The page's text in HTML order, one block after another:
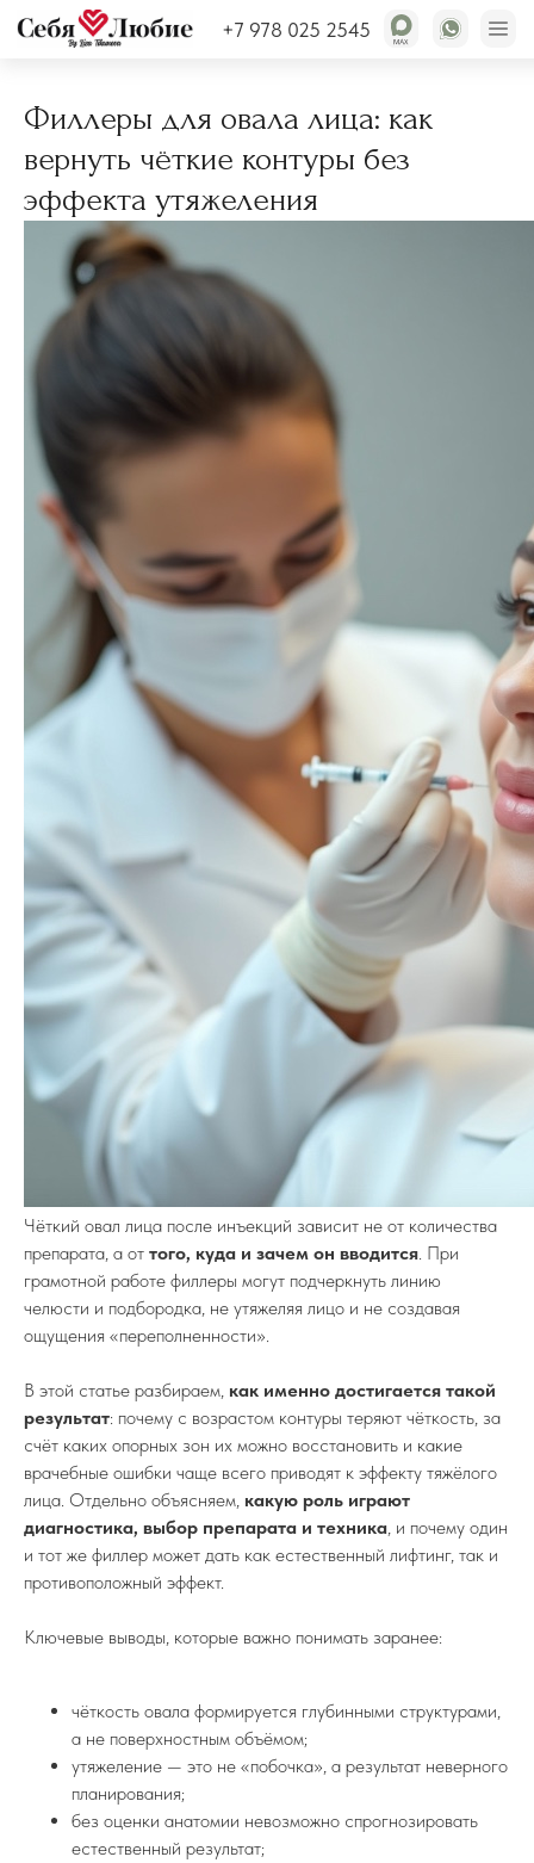
+7 978 025 2545
Филлеры для овала лица: как
вернуть чёткие контуры без
эффекта утяжеления
Чёткий овал лица после инъекций зависит не от количества
препарата, а от того, куда и зачем он вводится. При
грамотной работе филлеры могут подчеркнуть линию
челюсти и подбородка, не утяжеляя лицо и не создавая
ощущения «переполненности».
В этой статье разбираем, как именно достигается такой
результат: почему с возрастом контуры теряют чёткость, за
счёт каких опорных зон их можно восстановить и какие
врачебные ошибки чаще всего приводят к эффекту тяжёлого
лица. Отдельно объясняем, какую роль играют
диагностика, выбор препарата и техника, и почему один
и тот же филлер может дать как естественный лифтинг, так и
противоположный эффект.
Ключевые выводы, которые важно понимать заранее:
чёткость овала формируется глубинными структурами,
а не поверхностным объёмом;
утяжеление — это не «побочка», а результат неверного
планирования;
без оценки анатомии невозможно спрогнозировать
естественный результат;